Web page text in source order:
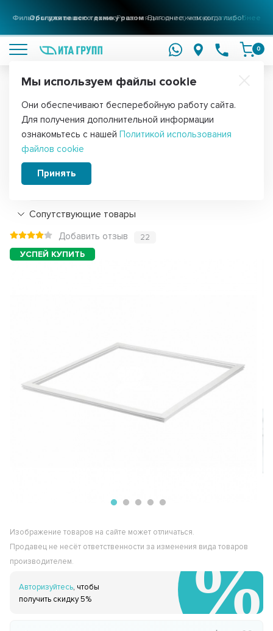
Фильтры для вашего домаРешения для очистки воды подробнее
0
Главная Запчасти для холодильников Уплотнители дверей для
Уплотнитель двери для холодильника
Бирюса, 540х480мм, 81132000003
Подробнее
Сопутствующие товары
Добавить отзыв 22
Изображение товаров на сайте может отличаться.
Продавец не несёт ответственности за изменения вида товаров
производителем.
Авторизуйтесь, чтобы
получить скидку 5%
Мы используем файлы cookie
Они обеспечивают бесперебойную работу сайта.
Для получения дополнительной информации
ознакомьтесь с нашей Политикой использования
файлов cookie
Принять